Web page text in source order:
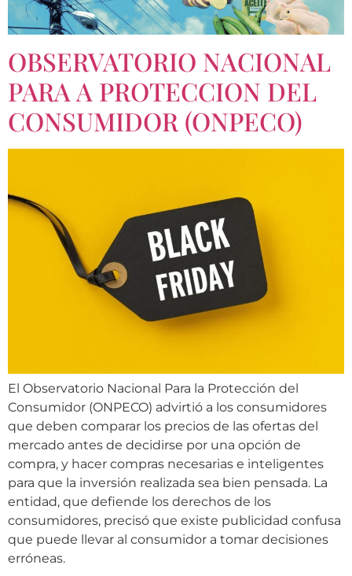
OBSERVATORIO NACIONAL
PARA A PROTECCION DEL
CONSUMIDOR (ONPECO)
El Observatorio Nacional Para la Protección del
Consumidor (ONPECO) advirtió a los consumidores
que deben comparar los precios de las ofertas del
mercado antes de decidirse por una opción de
compra, y hacer compras necesarias e inteligentes
para que la inversión realizada sea bien pensada. La
entidad, que defiende los derechos de los
consumidores, precisó que existe publicidad confusa
que puede llevar al consumidor a tomar decisiones
erróneas.